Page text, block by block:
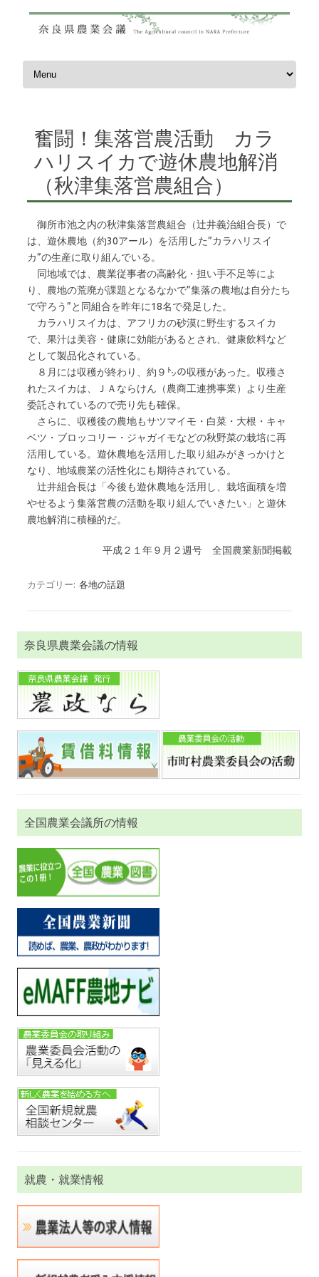
コンテンツへスキップ
奮闘！集落営農活動 カラ
ハリスイカで遊休農地解消
（秋津集落営農組合）
御所市池之内の秋津集落営農組合（辻井義治組合長）で
は、遊休農地（約30アール）を活用した”カラハリスイ
カ”の生産に取り組んでいる。
同地域では、農業従事者の高齢化・担い手不足等によ
り、農地の荒廃が課題となるなかで”集落の農地は自分たち
で守ろう”と同組合を昨年に18名で発足した。
カラハリスイカは、アフリカの砂漠に野生するスイカ
で、果汁は美容・健康に効能があるとされ、健康飲料など
として製品化されている。
８月には収穫が終わり、約９㌧の収穫があった。収穫さ
れたスイカは、ＪＡならけん（農商工連携事業）より生産
委託されているので売り先も確保。
さらに、収穫後の農地もサツマイモ・白菜・大根・キャ
ベツ・ブロッコリー・ジャガイモなどの秋野菜の栽培に再
活用している。遊休農地を活用した取り組みがきっかけと
なり、地域農業の活性化にも期待されている。
辻井組合長は「今後も遊休農地を活用し、栽培面積を増
やせるよう集落営農の活動を取り組んでいきたい」と遊休
農地解消に積極的だ。
平成２１年９月２週号 全国農業新聞掲載
カテゴリー: 各地の話題
奈良県農業会議の情報
全国農業会議所の情報
就農・就業情報